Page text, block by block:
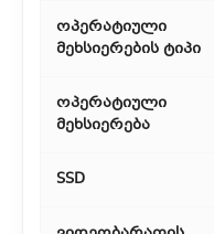
ოპერატიული
მეხსიერების ტიპი
ოპერატიული
მეხსიერება
SSD